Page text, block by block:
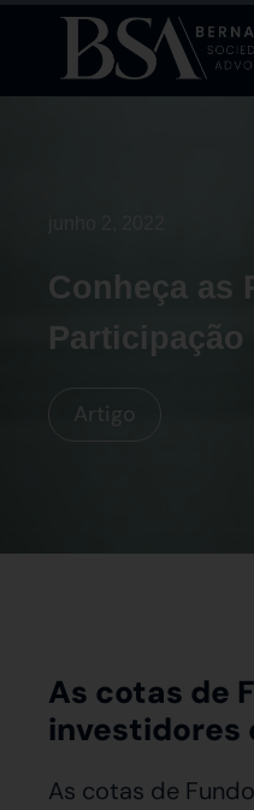
Conheça as
Participação
Artigo
As cotas de
investidores
As cotas de